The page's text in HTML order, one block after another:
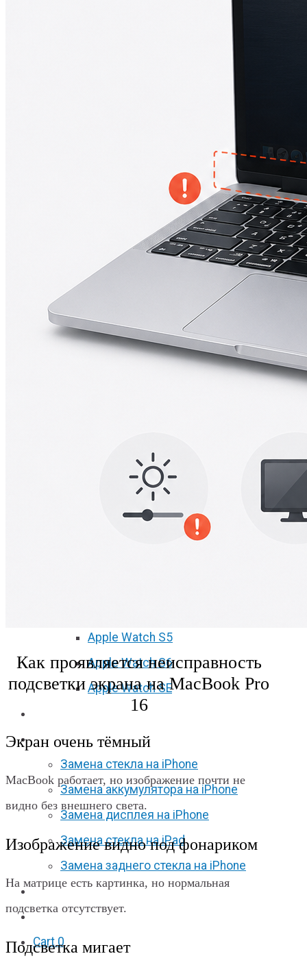
Macbook 12 (А1534)
(A1369/A1370/A1465/A1466)
MacBook Air (A1932)
Macbook Pro 2009-2012
(A1297/A1278/A1286)
MacBook Pro (А2141/А2159/
А2251/A2289/A2338)
(А1706/A1707/A1708)
Macbook Pro Retina
(А1989/A1990)
Apple Watch S5
Apple Watch S6
Apple Watch SE
Акции
Замена стекла на iPhone
Замена аккумулятора на iPhone
Замена дисплея на iPhone
Замена стекла на iPad
Замена заднего стекла на iPhone
Вакансии
F.A.Q
Cart 0
Как проявляется неисправность
подсветки экрана на MacBook Pro
16
Экран очень тёмный
MacBook работает, но изображение почти не
видно без внешнего света.
Изображение видно под фонариком
На матрице есть картинка, но нормальная
подсветка отсутствует.
Подсветка мигает